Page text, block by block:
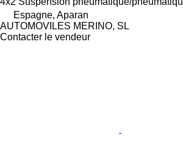
Espagne, Aparan
AUTOMOVILES MERINO, SL
Contacter le vendeur